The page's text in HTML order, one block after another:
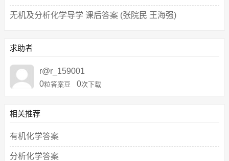
无机及分析化学导学 课后答案 (张院民 王海强)
求助者
r@r_159001
0粒答案豆 0次下载
相关推荐
有机化学答案
分析化学答案